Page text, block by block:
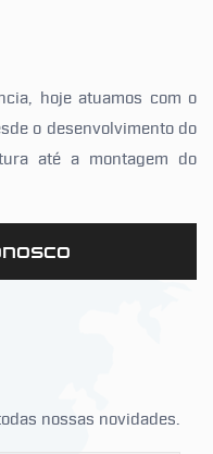
hoje atuamos com o
o desenvolvimento do
até a montagem do
nossas novidades.